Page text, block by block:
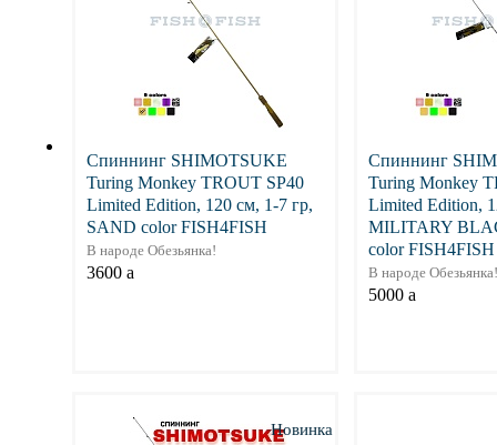
Спиннинг SHIMOTSUKE
Turing Monkey TROUT SP40
Limited Edition, 120 см, 1-7 гр,
SAND color FISH4FISH
В народе Обезьянка!
3600 a
Спиннинг
Turing Monkey
Limited Edition,
MILITARY
color FISH4FISH
В народе Обезьянка!
5000 a
Новинка